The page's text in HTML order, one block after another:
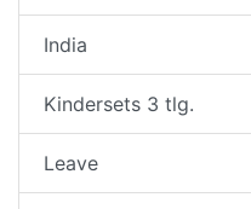
India
Kindersets 3 tlg.
Leave